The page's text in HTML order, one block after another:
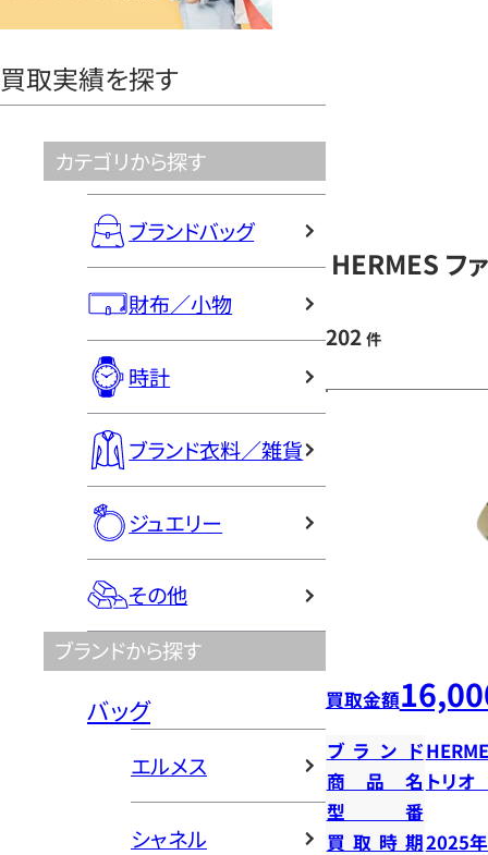
買取実績を探す
カテゴリから探す
ブランドバッグ
財布／小物
時計
ブランド衣料／雑貨
ジュエリー
その他
ブランドから探す
バッグ
エルメス
シャネル
HERMES フ
202 件
買取金額
ブランド
商品名 トリオ
型番
買取時期2025